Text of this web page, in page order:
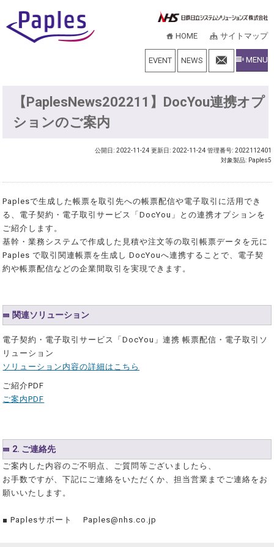
HOME サイトマップ
MENU
NEWS
EVENT
【PaplesNews202211】DocYou連携オプ
ションのご案内
公開日: 2022-11-24 更新日: 2022-11-24 管理番号: 2022112401
対象製品: Paples5
Paplesで生成した帳票を取引先への帳票配信や電子取引に活用でき
る、電子契約・電子取引サービス「DocYou」との連携オプションを
ご紹介します。
基幹・業務システムで作成した見積や注文等の取引帳票データを元に
Paples で取引関連帳票を生成し DocYouへ連携することで、電子契
約や帳票配信などの企業間取引を実現できます。
関連ソリューション
電子契約・電子取引サービス「DocYou」連携 帳票配信・電子取引ソ
リューション
ソリューション内容の詳細はこちら
ご紹介PDF
ご案内PDF
2. ご連絡先
ご案内した内容のご不明点、ご質問等ございましたら、
お手数ですが、下記にご連絡をいただくか、担当営業までご連絡をお
願いいたします。
■ Paplesサポート Paples@nhs.co.jp